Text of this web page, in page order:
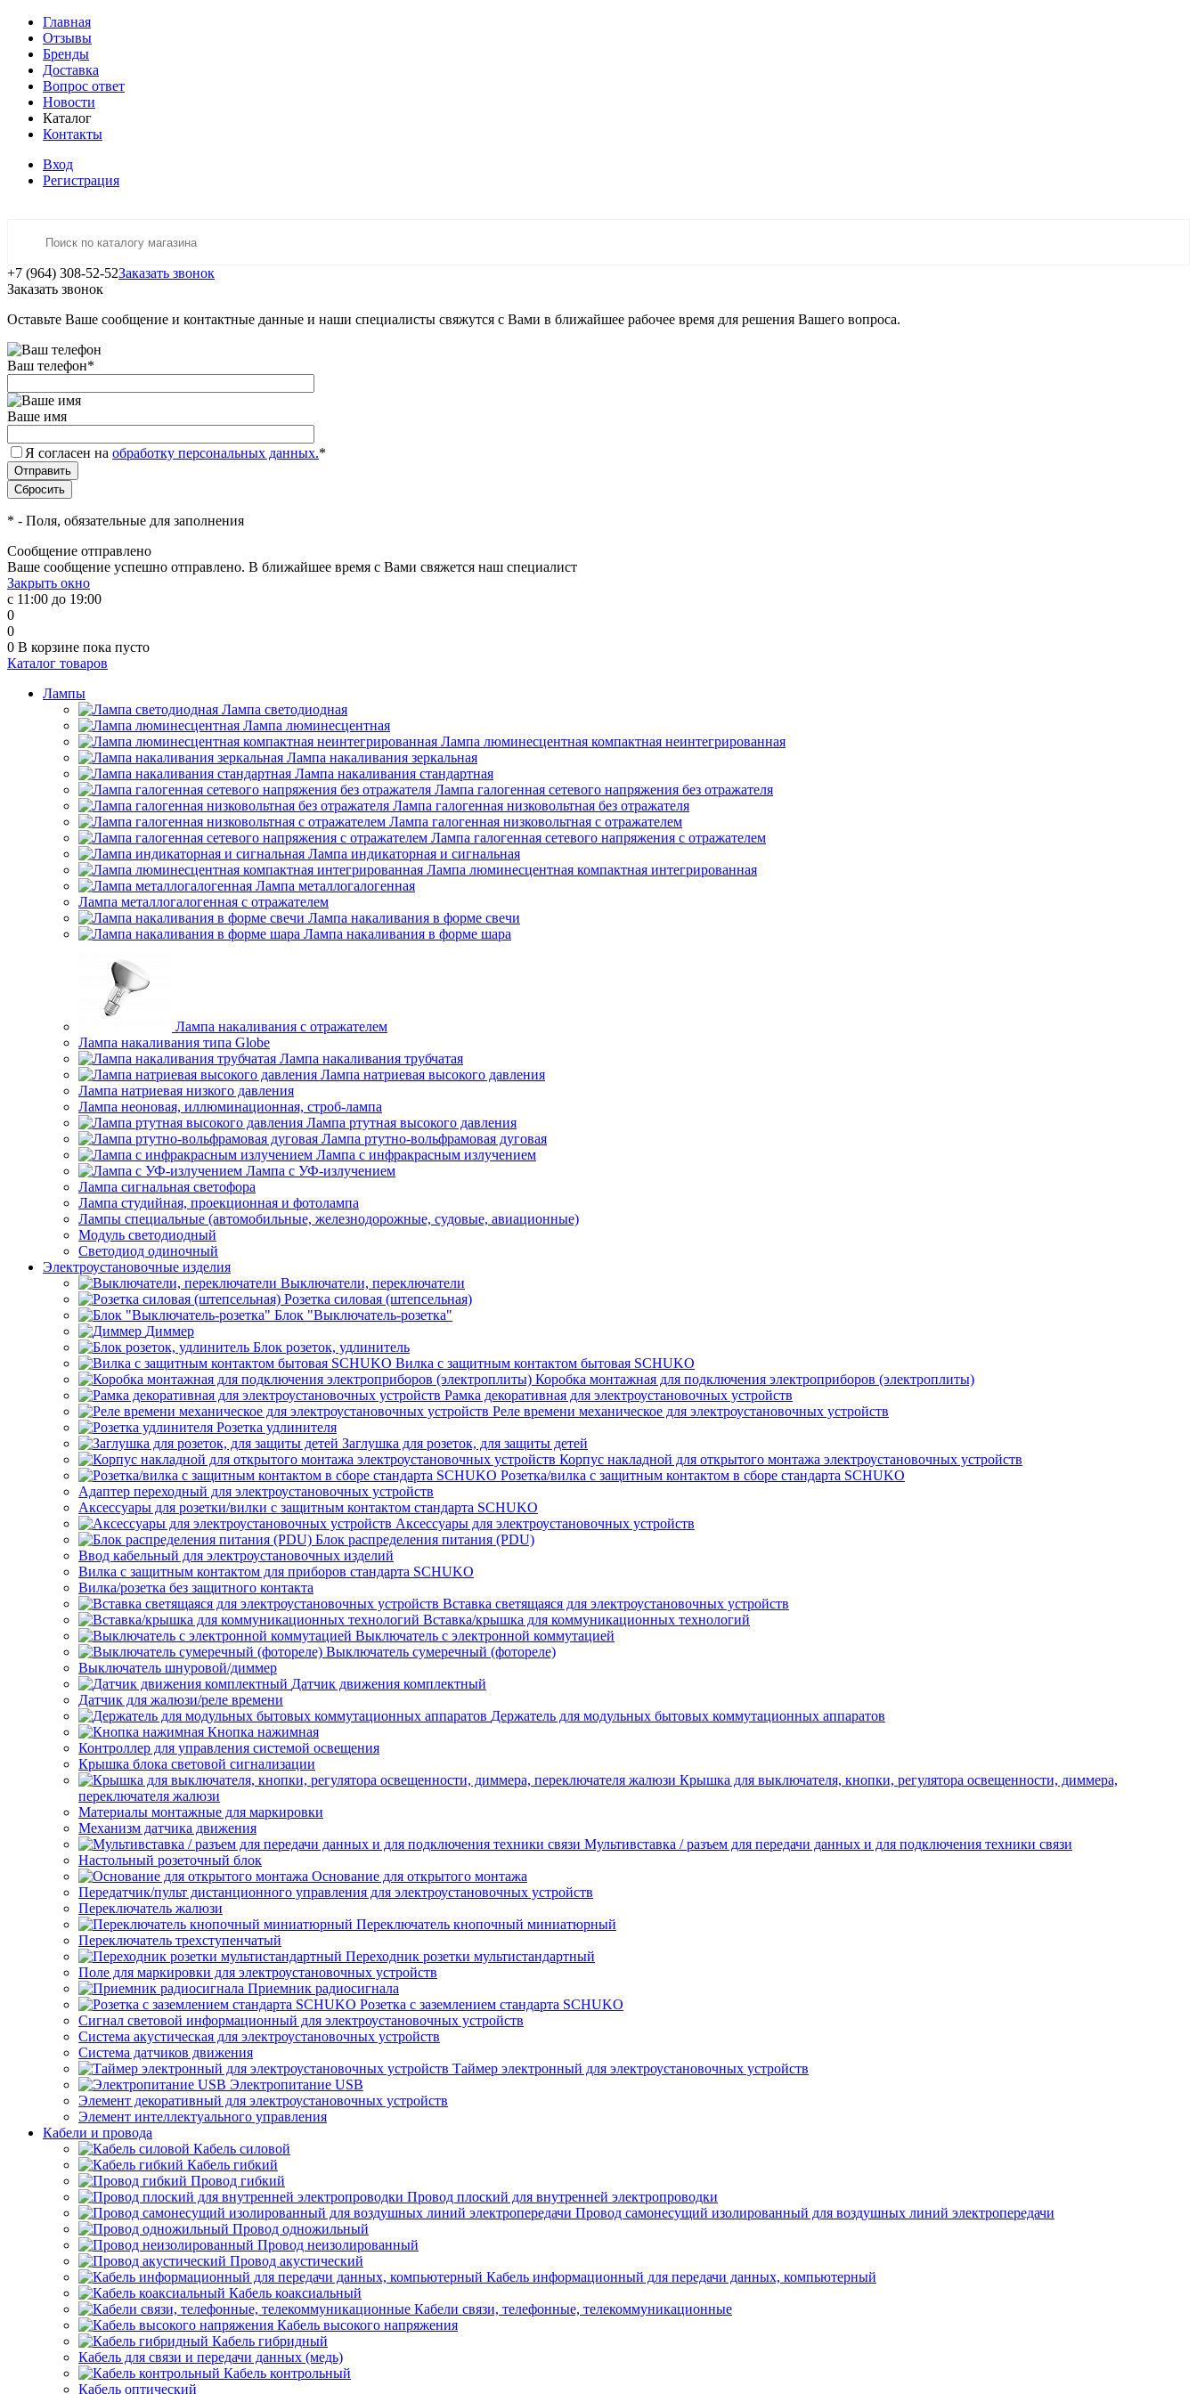
Главная
Отзывы
Бренды
Доставка
Вопрос ответ
Новости
Каталог
Контакты
Вход
Регистрация
+7 (964) 308-52-52Заказать звонок
Заказать звонок
Оставьте Ваше сообщение и контактные данные и наши специалисты свяжутся с Вами в ближайшее рабочее время для решения Вашего вопроса.
Ваш телефон*
Ваше имя
Я согласен на обработку персональных данных.*
* - Поля, обязательные для заполнения
Сообщение отправлено
Ваше сообщение успешно отправлено. В ближайшее время с Вами свяжется наш специалист
Закрыть окно
с 11:00 до 19:00
0
0
0 В корзине пока пусто
Каталог товаров
Лампы
Лампа светодиодная
Лампа люминесцентная
Лампа люминесцентная компактная неинтегрированная
Лампа накаливания зеркальная
Лампа накаливания стандартная
Лампа галогенная сетевого напряжения без отражателя
Лампа галогенная низковольтная без отражателя
Лампа галогенная низковольтная с отражателем
Лампа галогенная сетевого напряжения с отражателем
Лампа индикаторная и сигнальная
Лампа люминесцентная компактная интегрированная
Лампа металлогалогенная
Лампа металлогалогенная с отражателем
Лампа накаливания в форме свечи
Лампа накаливания в форме шара
Лампа накаливания с отражателем
Лампа накаливания типа Globe
Лампа накаливания трубчатая
Лампа натриевая высокого давления
Лампа натриевая низкого давления
Лампа неоновая, иллюминационная, строб-лампа
Лампа ртутная высокого давления
Лампа ртутно-вольфрамовая дуговая
Лампа с инфракрасным излучением
Лампа с УФ-излучением
Лампа сигнальная светофора
Лампа студийная, проекционная и фотолампа
Лампы специальные (автомобильные, железнодорожные, судовые, авиационные)
Модуль светодиодный
Светодиод одиночный
Электроустановочные изделия
Выключатели, переключатели
Розетка силовая (штепсельная)
Блок "Выключатель-розетка"
Диммер
Блок розеток, удлинитель
Вилка с защитным контактом бытовая SCHUKO
Коробка монтажная для подключения электроприборов (электроплиты)
Рамка декоративная для электроустановочных устройств
Реле времени механическое для электроустановочных устройств
Розетка удлинителя
Заглушка для розеток, для защиты детей
Корпус накладной для открытого монтажа электроустановочных устройств
Розетка/вилка с защитным контактом в сборе стандарта SCHUKO
Адаптер переходный для электроустановочных устройств
Аксессуары для розетки/вилки с защитным контактом стандарта SCHUKO
Аксессуары для электроустановочных устройств
Блок распределения питания (PDU)
Ввод кабельный для электроустановочных изделий
Вилка с защитным контактом для приборов стандарта SCHUKO
Вилка/розетка без защитного контакта
Вставка светящаяся для электроустановочных устройств
Вставка/крышка для коммуникационных технологий
Выключатель с электронной коммутацией
Выключатель сумеречный (фотореле)
Выключатель шнуровой/диммер
Датчик движения комплектный
Датчик для жалюзи/реле времени
Держатель для модульных бытовых коммутационных аппаратов
Кнопка нажимная
Контроллер для управления системой освещения
Крышка блока световой сигнализации
Крышка для выключателя, кнопки, регулятора освещенности, диммера,
переключателя жалюзи
Материалы монтажные для маркировки
Механизм датчика движения
Мультивставка / разъем для передачи данных и для подключения техники связи
Настольный розеточный блок
Основание для открытого монтажа
Передатчик/пульт дистанционного управления для электроустановочных устройств
Переключатель жалюзи
Переключатель кнопочный миниатюрный
Переключатель трехступенчатый
Переходник розетки мультистандартный
Поле для маркировки для электроустановочных устройств
Приемник радиосигнала
Розетка с заземлением стандарта SCHUKO
Сигнал световой информационный для электроустановочных устройств
Система акустическая для электроустановочных устройств
Система датчиков движения
Таймер электронный для электроустановочных устройств
Электропитание USB
Элемент декоративный для электроустановочных устройств
Элемент интеллектуального управления
Кабели и провода
Кабель силовой
Кабель гибкий
Провод гибкий
Провод плоский для внутренней электропроводки
Провод самонесущий изолированный для воздушных линий электропередачи
Провод одножильный
Провод неизолированный
Провод акустический
Кабель информационный для передачи данных, компьютерный
Кабель коаксиальный
Кабели связи, телефонные, телекоммуникационные
Кабель высокого напряжения
Кабель гибридный
Кабель для связи и передачи данных (медь)
Кабель контрольный
Кабель оптический